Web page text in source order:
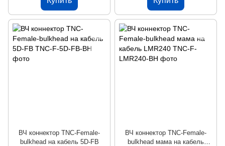
ВЧ коннектор TNC-Female-
bulkhead на кабель 5D-FB
ВЧ коннектор TNC-Female-
bulkhead мама на кабель